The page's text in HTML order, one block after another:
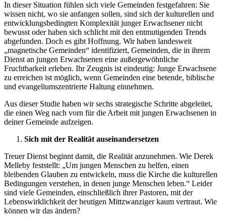
In dieser Situation fühlen sich viele Gemeinden festgefahren: Sie
wissen nicht, wo sie anfangen sollen, sind sich der kulturellen und
entwicklungsbedingten Komplexität junger Erwachsener nicht
bewusst oder haben sich schlicht mit den entmutigenden Trends
abgefunden. Doch es gibt Hoffnung. Wir haben landesweit
„magnetische Gemeinden“ identifiziert, Gemeinden, die in ihrem
Dienst an jungen Erwachsenen eine außergewöhnliche
Fruchtbarkeit erleben. Ihr Zeugnis ist eindeutig: Junge Erwachsene
zu erreichen ist möglich, wenn Gemeinden eine betende, biblische
und evangeliumszentrierte Haltung einnehmen.
Aus dieser Studie haben wir sechs strategische Schritte abgeleitet,
die einen Weg nach vorn für die Arbeit mit jungen Erwachsenen in
deiner Gemeinde aufzeigen.
Sich mit der Realität auseinandersetzen
Treuer Dienst beginnt damit, die Realität anzunehmen. Wie Derek
Melleby feststellt: „Um jungen Menschen zu helfen, einen
bleibenden Glauben zu entwickeln, muss die Kirche die kulturellen
Bedingungen verstehen, in denen junge Menschen leben.“ Leider
sind viele Gemeinden, einschließlich ihrer Pastoren, mit der
Lebenswirklichkeit der heutigen Mittzwanziger kaum vertraut. Wie
können wir das ändern?